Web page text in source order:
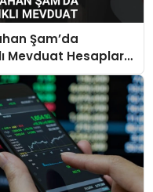
Şam’da
Mevduat Hesapları